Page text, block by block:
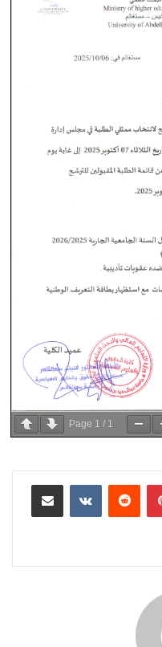
Page 1 / 1
بينتيريست مشاركة عبر البريد